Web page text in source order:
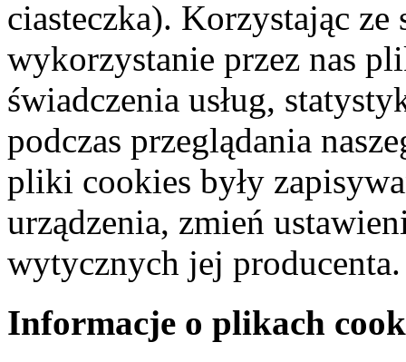
ciasteczka). Korzystając
wykorzystanie przez nas
świadczenia usług,
podczas przeglądania
pliki cookies były
urządzenia, zmień
wytycznych jej producenta.
Informacje o plikach